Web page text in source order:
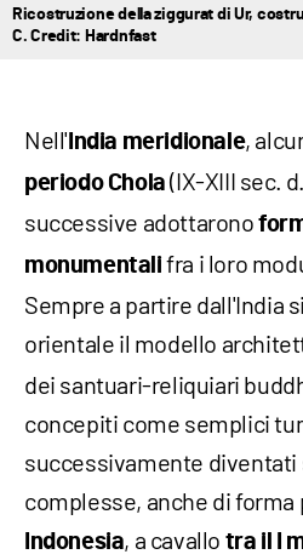
Ricostruzione della ziggurat di Ur,
C. Credit: Hardnfast
Nell' India meridionale,
periodo Chola (IX-XIII sec.
successive adottarono
monumentali fra i loro
Sempre a partire dall'India
orientale il modello
dei santuari-reliquiari
concepiti come semplici
successivamente
complesse, anche di forma
Indonesia, a cavallo tra il I